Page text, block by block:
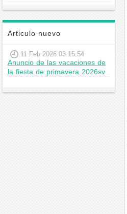
Articulo nuevo
11 Feb 2026 03:15:54
Anuncio de las vacaciones de
la fiesta de primavera 2026sv